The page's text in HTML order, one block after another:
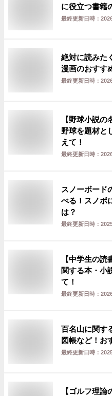
に役立つ書籍
最終更新日時：
絶対に読みた
漫画のおすす
最終更新日時：
【野球小説の
野球を題材と
えて！
最終更新日時：
スノーボード
べる！スノボ
は？
最終更新日時：
【中学生の
関する本・小
て！
最終更新日時：
百名山に関す
図帳など！お
最終更新日時：
【ゴルフ理